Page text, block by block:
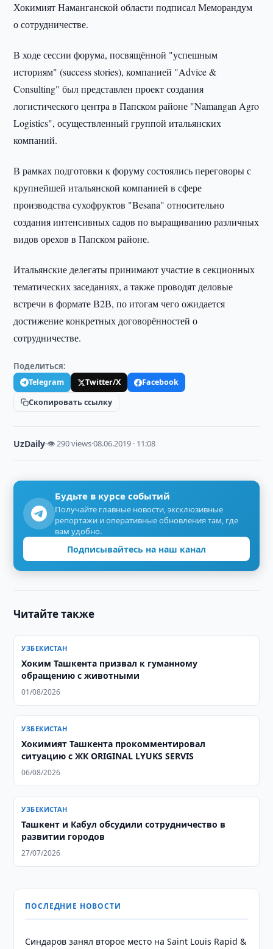
Хокимият Наманганской области подписал Меморандум
о сотрудничестве.
В ходе сессии форума, посвящённой "успешным
историям" (success stories), компанией "Advice &
Consulting" был представлен проект создания
логистического центра в Папском районе "Namangan Agro
Logistics", осуществленный группой итальянских
компаний.
В рамках подготовки к форуму состоялись переговоры с
крупнейшей итальянской компанией в сфере
производства сухофруктов "Besana" относительно
создания интенсивных садов по выращиванию различных
видов орехов в Папском районе.
Итальянские делегаты принимают участие в секционных
тематических заседаниях, а также проводят деловые
встречи в формате В2В, по итогам чего ожидается
достижение конкретных договорённостей о
сотрудничестве.
Поделиться:
Telegram Twitter/X
Facebook
Скопировать ссылку
UzDaily·👁 290 views·08.06.2019 · 11:08
Будьте в курсе событий
Получайте главные новости, эксклюзивные
репортажи и оперативные обновления там, где
вам удобно.
Подписывайтесь на наш канал
Читайте также
УЗБЕКИСТАН
Хоким Ташкента призвал к гуманному
обращению с животными
01/08/2026
УЗБЕКИСТАН
Хокимият Ташкента прокомментировал
ситуацию с ЖК ORIGINAL LYUKS SERVIS
06/08/2026
УЗБЕКИСТАН
Ташкент и Кабул обсудили сотрудничество в
развитии городов
27/07/2026
ПОСЛЕДНИЕ НОВОСТИ
Синдаров занял второе место на Saint Louis Rapid &